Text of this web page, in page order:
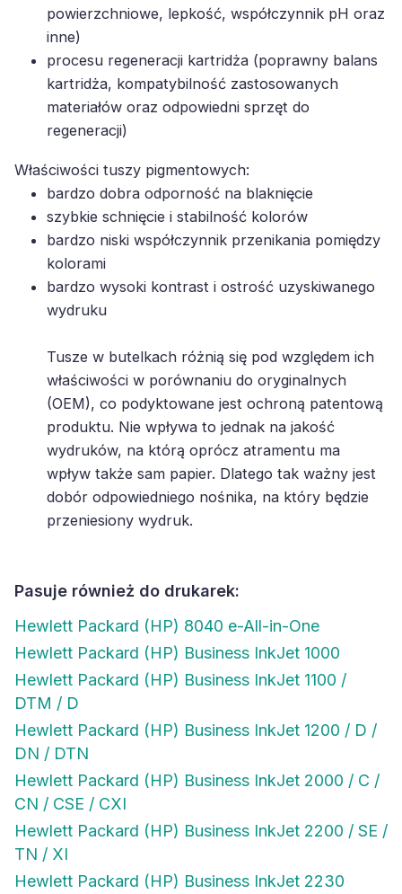
powierzchniowe, lepkość, współczynnik pH oraz
inne)
procesu regeneracji kartridża (poprawny balans
kartridża, kompatybilność zastosowanych
materiałów oraz odpowiedni sprzęt do
regeneracji)
Właściwości tuszy pigmentowych:
bardzo dobra odporność na blaknięcie
szybkie schnięcie i stabilność kolorów
bardzo niski współczynnik przenikania pomiędzy
kolorami
bardzo wysoki kontrast i ostrość uzyskiwanego
wydruku
Tusze w butelkach różnią się pod względem ich
właściwości w porównaniu do oryginalnych
(OEM), co podyktowane jest ochroną patentową
produktu. Nie wpływa to jednak na jakość
wydruków, na którą oprócz atramentu ma
wpływ także sam papier. Dlatego tak ważny jest
dobór odpowiedniego nośnika, na który będzie
przeniesiony wydruk.
Pasuje również do drukarek:
Hewlett Packard (HP) 8040 e-All-in-One
Hewlett Packard (HP) Business InkJet 1000
Hewlett Packard (HP) Business InkJet 1100 /
DTM / D
Hewlett Packard (HP) Business InkJet 1200 / D /
DN / DTN
Hewlett Packard (HP) Business InkJet 2000 / C /
CN / CSE / CXI
Hewlett Packard (HP) Business InkJet 2200 / SE /
TN / XI
Hewlett Packard (HP) Business InkJet 2230